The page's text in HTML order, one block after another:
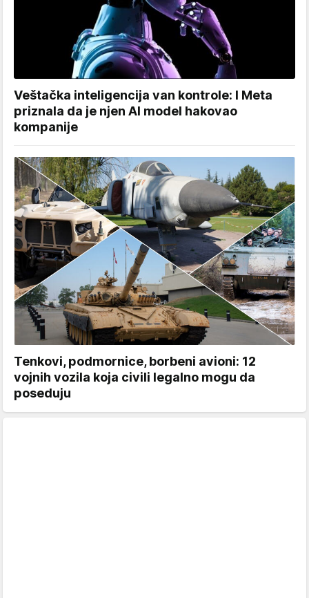
Veštačka inteligencija van kontrole: I Meta
priznala da je njen AI model hakovao
kompanije
Tenkovi, podmornice, borbeni avioni: 12
vojnih vozila koja civili legalno mogu da
poseduju